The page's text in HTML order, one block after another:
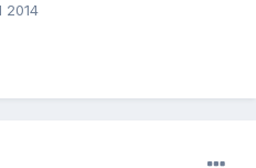
2014